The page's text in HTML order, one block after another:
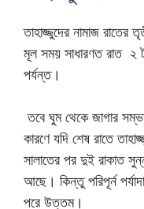
তাহাজ্জুদের নামাজ রাতের
মূল সময় সাধারণত রাত
পর্যন্ত।
তবে ঘুম থেকে জাগার
কারণে যদি শেষ রাতে
সালাতের পর দুই রাকাত
আছে। কিন্তু পরিপূর্ন
পরে উত্তম।